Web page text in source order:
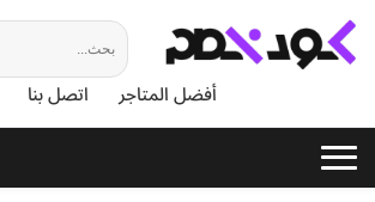
أفضل المتاجر اتصل بنا